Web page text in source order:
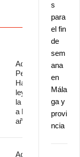
Adiós a
Pepe
Habichuela,
leyenda de
la guitarra,
a los 82
años
Adiós al
s
para
el fin
de
sem
ana
en
Mála
ga y
provi
ncia